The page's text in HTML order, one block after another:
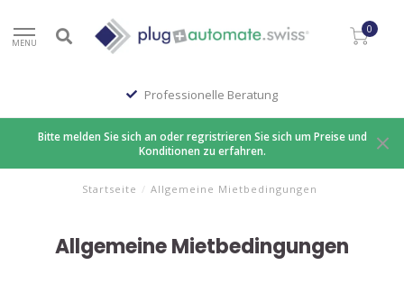
MENU
0
Professionelle Beratung
Bitte melden Sie sich an oder regristrieren Sie sich um Preise und
Konditionen zu erfahren.
Startseite / Allgemeine Mietbedingungen
Allgemeine Mietbedingungen